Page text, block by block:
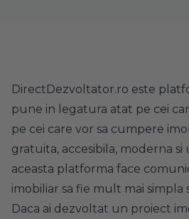
DirectDezvoltator.ro este
pune in legatura atat pe cei
pe cei care vor sa cumpere
gratuita, accesibila, moderna si
aceasta platforma face
imobiliar sa fie mult mai simpla
Daca ai dezvoltat un proiect